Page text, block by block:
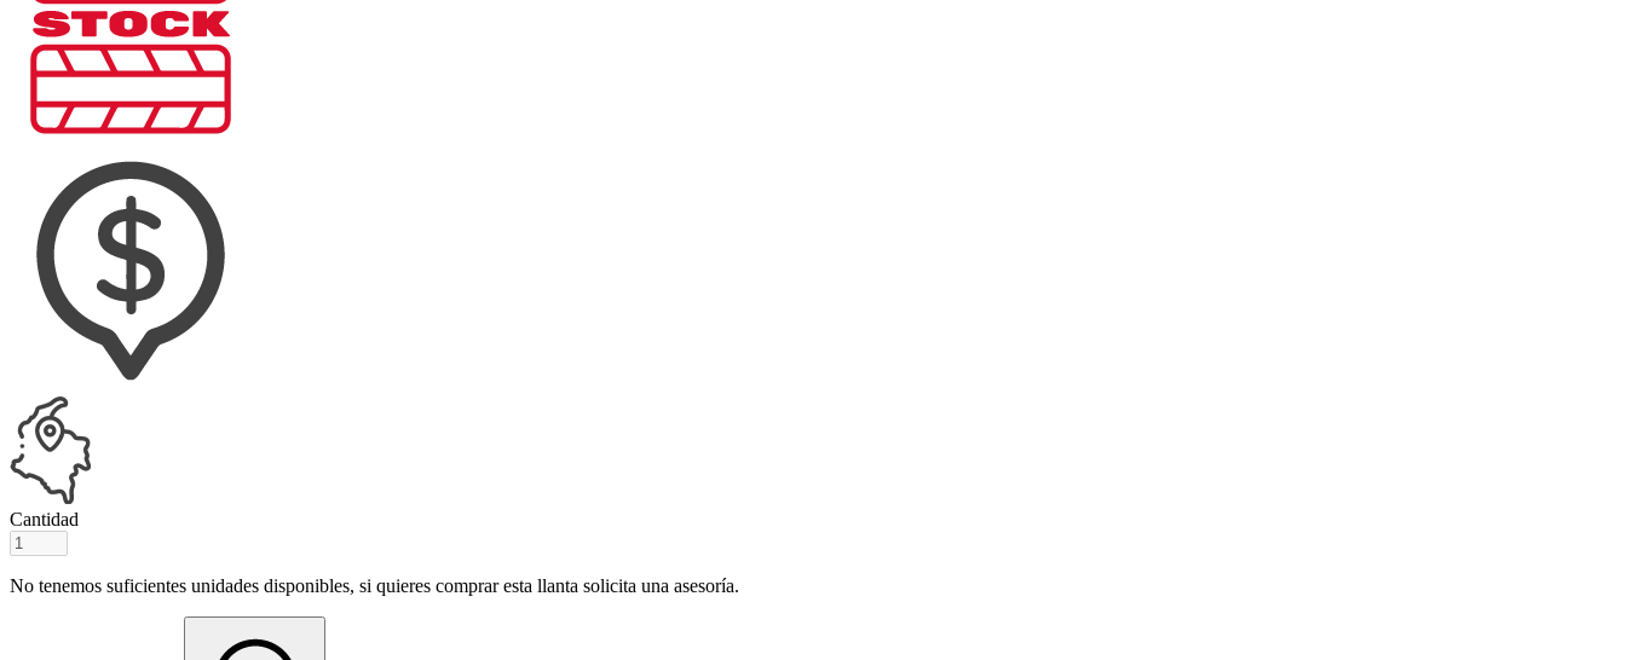
Cantidad
No tenemos suficientes unidades disponibles, si quieres comprar esta llanta solicita una asesoría.